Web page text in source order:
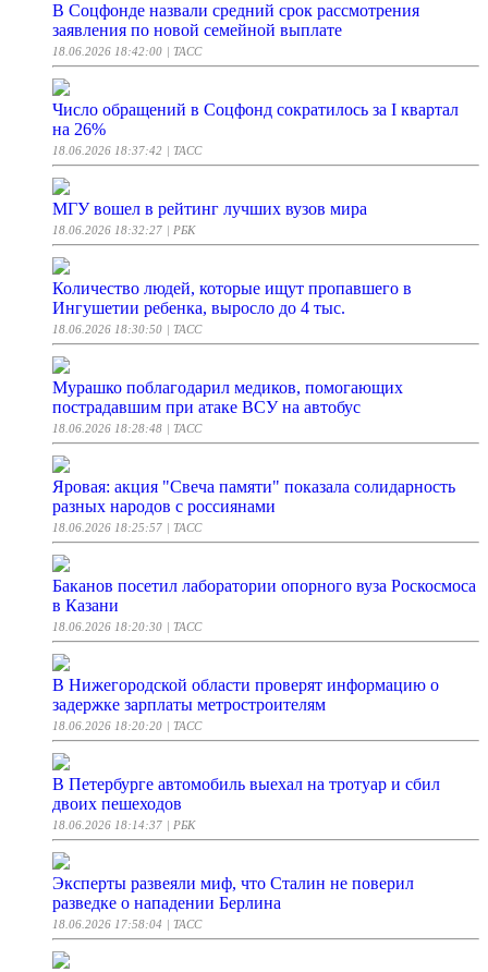
В Соцфонде назвали средний срок рассмотрения
заявления по новой семейной выплате
18.06.2026 18:42:00 | ТАСС
Число обращений в Соцфонд сократилось за I квартал
на 26%
18.06.2026 18:37:42 | ТАСС
МГУ вошел в рейтинг лучших вузов мира
18.06.2026 18:32:27 | РБК
Количество людей, которые ищут пропавшего в
Ингушетии ребенка, выросло до 4 тыс.
18.06.2026 18:30:50 | ТАСС
Мурашко поблагодарил медиков, помогающих
пострадавшим при атаке ВСУ на автобус
18.06.2026 18:28:48 | ТАСС
Яровая: акция "Свеча памяти" показала солидарность
разных народов с россиянами
18.06.2026 18:25:57 | ТАСС
Баканов посетил лаборатории опорного вуза Роскосмоса
в Казани
18.06.2026 18:20:30 | ТАСС
В Нижегородской области проверят информацию о
задержке зарплаты метростроителям
18.06.2026 18:20:20 | ТАСС
В Петербурге автомобиль выехал на тротуар и сбил
двоих пешеходов
18.06.2026 18:14:37 | РБК
Эксперты развеяли миф, что Сталин не поверил
разведке о нападении Берлина
18.06.2026 17:58:04 | ТАСС